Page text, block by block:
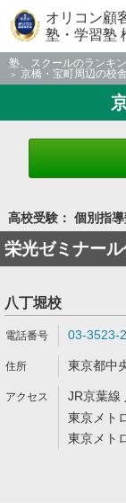
オリコン顧
塾・学習塾
塾、スクールのランキ
京橋・宝町周辺の校
高校受験： 個別指
栄光ゼミナー
八丁堀校
03-3523-
東京都中
JR京葉線
東京メト
東京メト